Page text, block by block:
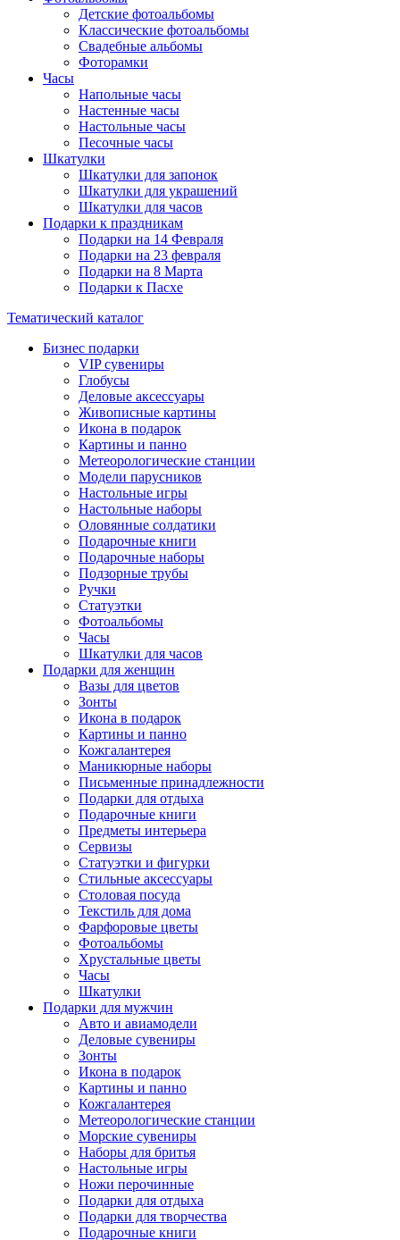
Детские фотоальбомы
Классические фотоальбомы
Свадебные альбомы
Фоторамки
Часы
Напольные часы
Настенные часы
Настольные часы
Песочные часы
Шкатулки
Шкатулки для запонок
Шкатулки для украшений
Шкатулки для часов
Подарки к праздникам
Подарки на 14 Февраля
Подарки на 23 февраля
Подарки на 8 Марта
Подарки к Пасхе
Тематический каталог
Бизнес подарки
VIP сувениры
Глобусы
Деловые аксессуары
Живописные картины
Икона в подарок
Картины и панно
Метеорологические станции
Модели парусников
Настольные игры
Настольные наборы
Оловянные солдатики
Подарочные книги
Подарочные наборы
Подзорные трубы
Ручки
Статуэтки
Фотоальбомы
Часы
Шкатулки для часов
Подарки для женщин
Вазы для цветов
Зонты
Икона в подарок
Картины и панно
Кожгалантерея
Маникюрные наборы
Письменные принадлежности
Подарки для отдыха
Подарочные книги
Предметы интерьера
Сервизы
Статуэтки и фигурки
Стильные аксессуары
Столовая посуда
Текстиль для дома
Фарфоровые цветы
Фотоальбомы
Хрустальные цветы
Часы
Шкатулки
Подарки для мужчин
Авто и авиамодели
Деловые сувениры
Зонты
Икона в подарок
Картины и панно
Кожгалантерея
Метеорологические станции
Морские сувениры
Наборы для бритья
Настольные игры
Ножи перочинные
Подарки для отдыха
Подарки для творчества
Подарочные книги